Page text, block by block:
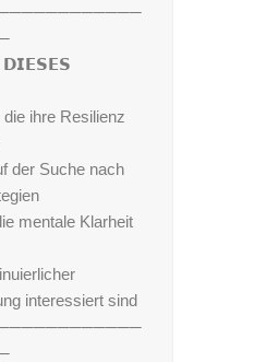
ihre Resilienz
der Suche nach
mentale Klarheit
interessiert sind